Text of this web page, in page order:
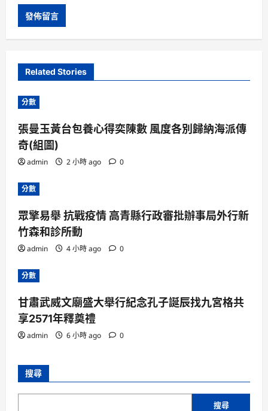
Related Stories
分數
張曼玉黃台包養心得奕陳數 風度各別歸納海派傳
奇(組圖)
admin 2 小時 ago 0
分數
眾擎易舉 抗戰疫情 高青縣行政審批辦事局外行新
竹森和診所動
admin 4 小時 ago 0
分數
甘肅武威文廟盛大舉行紀念孔子誕辰找九宮格共
享2571年釋奠禮
admin 6 小時 ago 0
搜尋
搜尋